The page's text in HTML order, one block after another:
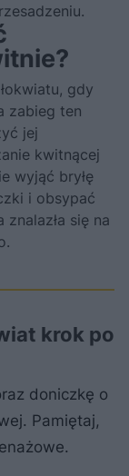
gdy
zabieg ten
jej
kwitnącej
wyjąć bryłę
i obsypać
się na
krok po
doniczkę o
Pamiętaj,